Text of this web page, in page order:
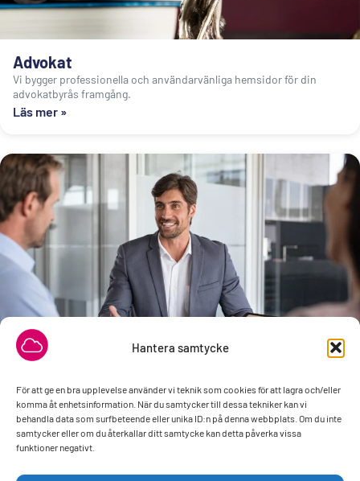
Hantera samtycke
För att ge en bra upplevelse använder vi teknik som cookies för att lagra och/eller
komma åt enhetsinformation. När du samtycker till dessa tekniker kan vi
behandla data som surfbeteende eller unika ID:n på denna webbplats. Om du inte
samtycker eller om du återkallar ditt samtycke kan detta påverka vissa
funktioner negativt.
Advokat
Vi bygger professionella och användarvänliga hemsidor för din
advokatbyrås framgång.
Läs mer »
Konsult
Vi erbjuder skräddarsydda hemsidor till konsulter, hjälper till att
optimera affärsprocesser, förbättra resultat och uppnå långsiktig…